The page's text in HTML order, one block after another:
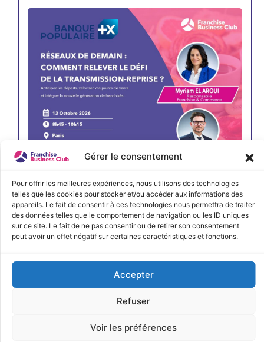
Gérer le consentement
Pour offrir les meilleures expériences, nous utilisons des technologies
telles que les cookies pour stocker et/ou accéder aux informations des
appareils. Le fait de consentir à ces technologies nous permettra de traiter
des données telles que le comportement de navigation ou les ID uniques
sur ce site. Le fait de ne pas consentir ou de retirer son consentement
peut avoir un effet négatif sur certaines caractéristiques et fonctions.
Accepter
Refuser
Voir les préférences
JE M'INSCRIS
< Précédent Évènements suivants >